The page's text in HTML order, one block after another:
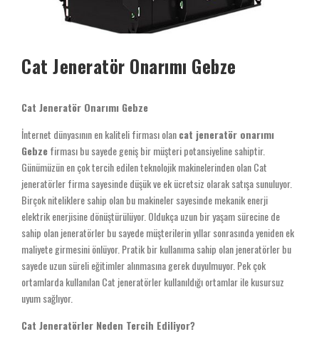
Cat Jeneratör Onarımı Gebze
Cat Jeneratör Onarımı Gebze
İnternet dünyasının en kaliteli firması olancat jeneratör onarımı
Gebzefirması bu sayede geniş bir müşteri potansiyeline sahiptir.
Günümüzün en çok tercih edilen teknolojik makinelerinden olan Cat
jeneratörler firma sayesinde düşük ve ek ücretsiz olarak satışa sunuluyor.
Birçok niteliklere sahip olan bu makineler sayesinde mekanik enerji
elektrik enerjisine dönüştürülüyor. Oldukça uzun bir yaşam sürecine de
sahip olan jeneratörler bu sayede müşterilerin yıllar sonrasında yeniden ek
maliyete girmesini önlüyor. Pratik bir kullanıma sahip olan jeneratörler bu
sayede uzun süreli eğitimler alınmasına gerek duyulmuyor. Pek çok
ortamlarda kullanılan Cat jeneratörler kullanıldığı ortamlar ile kusursuz
uyum sağlıyor.
Cat Jeneratörler Neden Tercih Ediliyor?